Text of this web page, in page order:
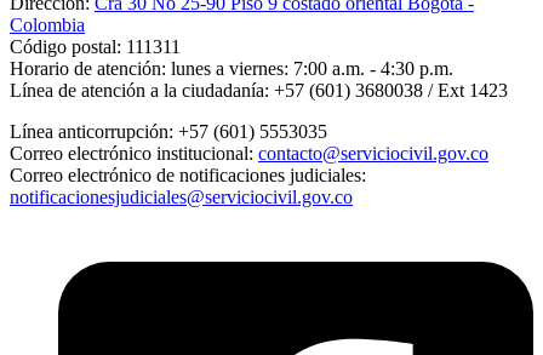
Colombia
Código postal: 111311
Horario de atención: lunes a viernes: 7:00 a.m. - 4:30 p.m.
Línea de atención a la ciudadanía: +57 (601) 3680038 / Ext 1423
Línea anticorrupción: +57 (601) 5553035
Correo electrónico institucional: contacto@serviciocivil.gov.co
Correo electrónico de notificaciones judiciales:
notificacionesjudiciales@serviciocivil.gov.co